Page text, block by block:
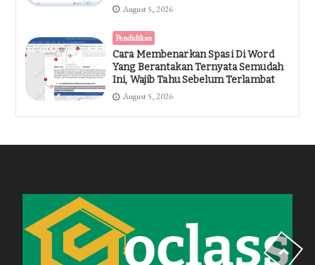
August 5, 2026
Pendidikan
Cara Membenarkan Spasi Di Word
Yang Berantakan Ternyata Semudah
Ini, Wajib Tahu Sebelum Terlambat
August 5, 2026